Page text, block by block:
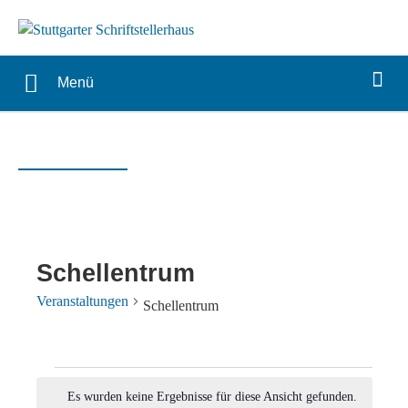
Menü
Schellentrum
Veranstaltungen Schellentrum
Es wurden keine Ergebnisse für diese Ansicht gefunden.